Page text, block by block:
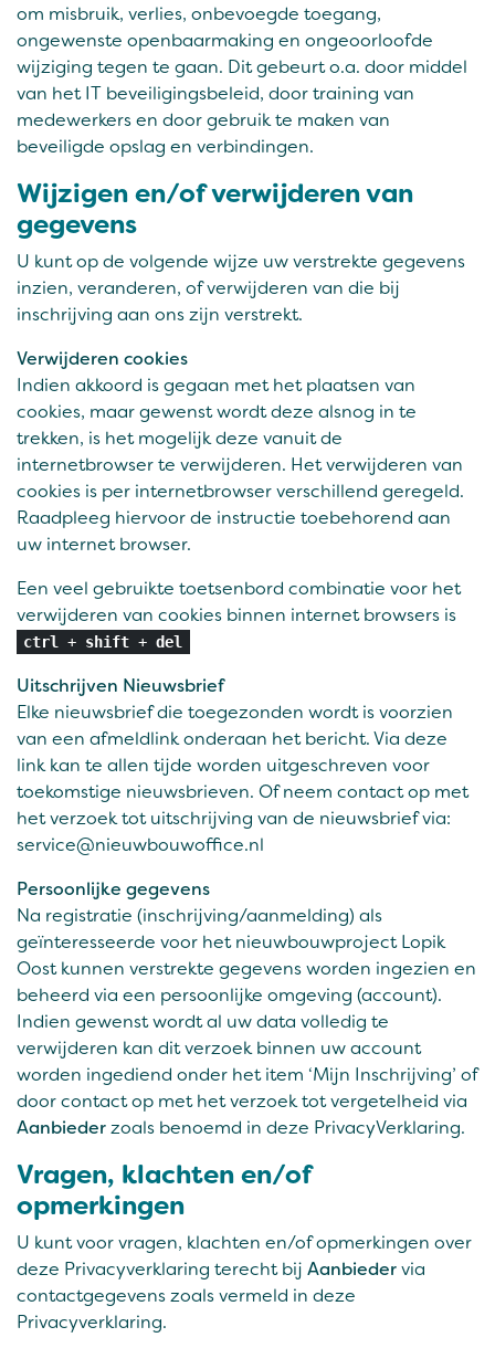
om misbruik, verlies, onbevoegde toegang,
ongewenste openbaarmaking en ongeoorloofde
wijziging tegen te gaan. Dit gebeurt o.a. door middel
van het IT beveiligingsbeleid, door training van
medewerkers en door gebruik te maken van
beveiligde opslag en verbindingen.
Wijzigen en/of verwijderen van
gegevens
U kunt op de volgende wijze uw verstrekte gegevens
inzien, veranderen, of verwijderen van die bij
inschrijving aan ons zijn verstrekt.
Verwijderen cookies
Indien akkoord is gegaan met het plaatsen van
cookies, maar gewenst wordt deze alsnog in te
trekken, is het mogelijk deze vanuit de
internetbrowser te verwijderen. Het verwijderen van
cookies is per internetbrowser verschillend geregeld.
Raadpleeg hiervoor de instructie toebehorend aan
uw internet browser.
Een veel gebruikte toetsenbord combinatie voor het
verwijderen van cookies binnen internet browsers is
ctrl + shift +del
Uitschrijven Nieuwsbrief
Elke nieuwsbrief die toegezonden wordt is voorzien
van een afmeldlink onderaan het bericht. Via deze
link kan te allen tijde worden uitgeschreven voor
toekomstige nieuwsbrieven. Of neem contact op met
het verzoek tot uitschrijving van de nieuwsbrief via:
service@nieuwbouwoffice.nl
Persoonlijke gegevens
Na registratie (inschrijving/aanmelding) als
geïnteresseerde voor het nieuwbouwproject Lopik
Oost kunnen verstrekte gegevens worden ingezien en
beheerd via een persoonlijke omgeving (account).
Indien gewenst wordt al uw data volledig te
verwijderen kan dit verzoek binnen uw account
worden ingediend onder het item ‘Mijn Inschrijving’ of
door contact op met het verzoek tot vergetelheid via
Aanbiederzoals benoemd in deze PrivacyVerklaring.
Vragen, klachten en/of
opmerkingen
U kunt voor vragen, klachten en/of opmerkingen over
deze Privacyverklaring terecht bij Aanbiedervia
contactgegevens zoals vermeld in deze
Privacyverklaring.